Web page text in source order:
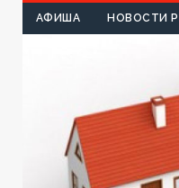
АФИША НОВОСТИ